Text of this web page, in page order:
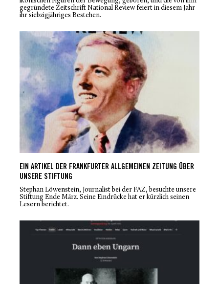
gegründete Zeitschrift National Review feiert in diesem Jahr
ihr siebzigjähriges Bestehen.
EIN ARTIKEL DER FRANKFURTER ALLGEMEINEN ZEITUNG ÜBER
UNSERE STIFTUNG
Stephan Löwenstein, Journalist bei der FAZ, besuchte unsere
Stiftung Ende März. Seine Eindrücke hat er kürzlich seinen
Lesern berichtet.